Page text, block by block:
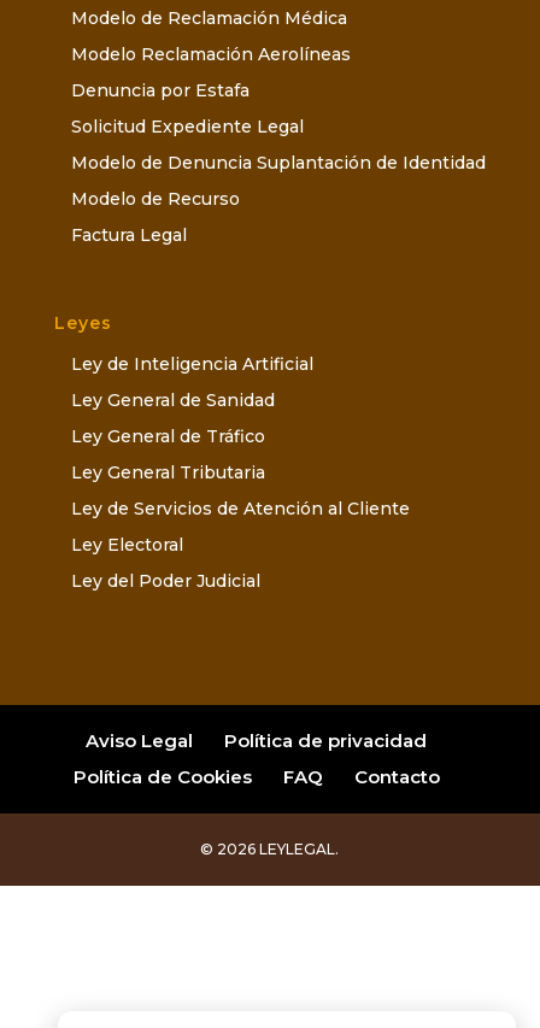
Modelo de Reclamación Médica
Modelo Reclamación Aerolíneas
Denuncia por Estafa
Solicitud Expediente Legal
Modelo de Denuncia Suplantación de Identidad
Modelo de Recurso
Factura Legal
Leyes
Ley de Inteligencia Artificial
Ley General de Sanidad
Ley General de Tráfico
Ley General Tributaria
Ley de Servicios de Atención al Cliente
Ley Electoral
Ley del Poder Judicial
Aviso Legal
Política de privacidad
Política de Cookies
FAQ Contacto
© 2026 LEYLEGAL.